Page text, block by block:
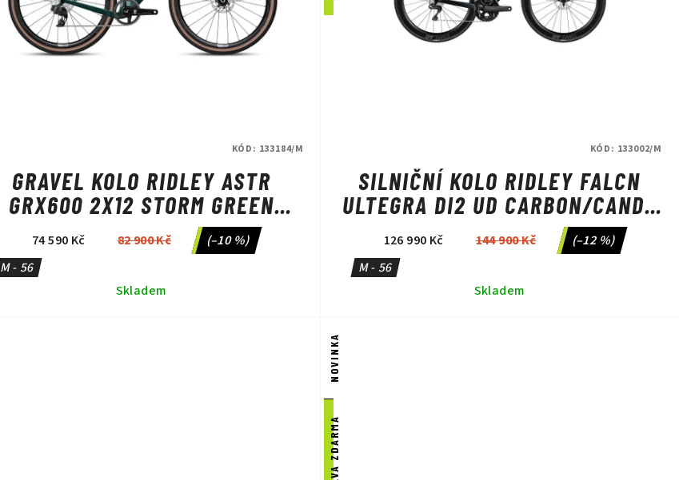
GRAVEL KOLO RIDLEY ASTR
GRX600 2X12 STORM GREEN
METALLIC/LIME GREEN
74 590 Kč 82 900 Kč
(–10 %)
M - 56
Skladem
KÓD: 133184/M
SILNIČNÍ KOLO RIDLEY FALCN
ULTEGRA DI2 UD CARBON/CANDY
RED METALLIC/SILVER
126 990 Kč 144 900 Kč
(–12 %)
M - 56
Skladem
KÓD: 133002/M
NOVINKA